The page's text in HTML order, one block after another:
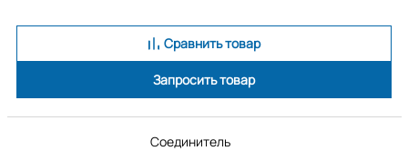
Сравнить товар
Запросить товар
Соединитель